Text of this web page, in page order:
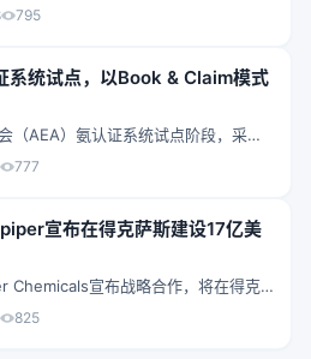
盟因油价上涨已额外支出240亿欧元
行动，涵盖短期应急措施和长期结构
795
系统试点，以Book & Claim模式
（AEA）氨认证系统试点阶段，采用
环境属性的远程交易，无需物理运
蒙古赤峰到韩国蔚山港的首次端到端
777
宣布在得克萨斯建设17亿美
Chemicals宣布战略合作，将在得克
甲醇生产设施，总投资约17亿美元。
东和锚定客户。项目预计2026年二季
825